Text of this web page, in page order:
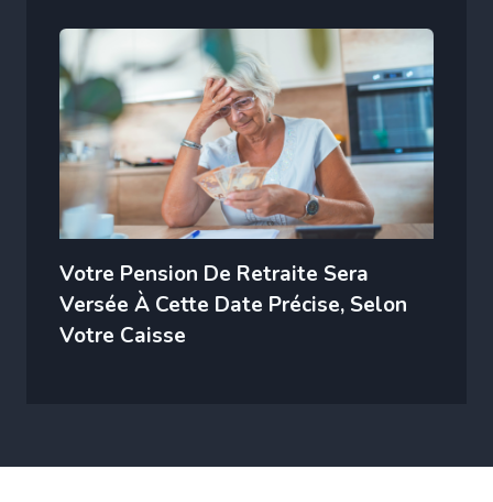
Votre Pension De Retraite Sera
Versée À Cette Date Précise, Selon
Votre Caisse